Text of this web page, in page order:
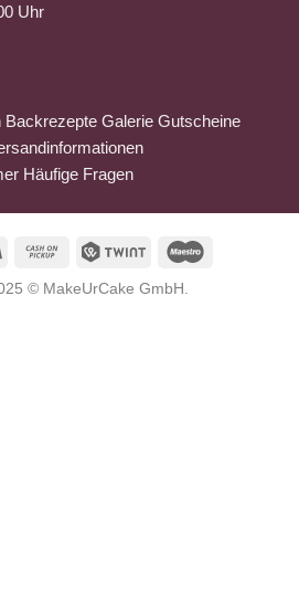
Uhr
Backrezepte Galerie Gutscheine
Häufige Fragen
Visa
Cash
Pickup
Twint
© MakeUrCake GmbH